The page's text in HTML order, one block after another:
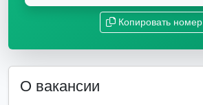
Копировать номер
О вакансии